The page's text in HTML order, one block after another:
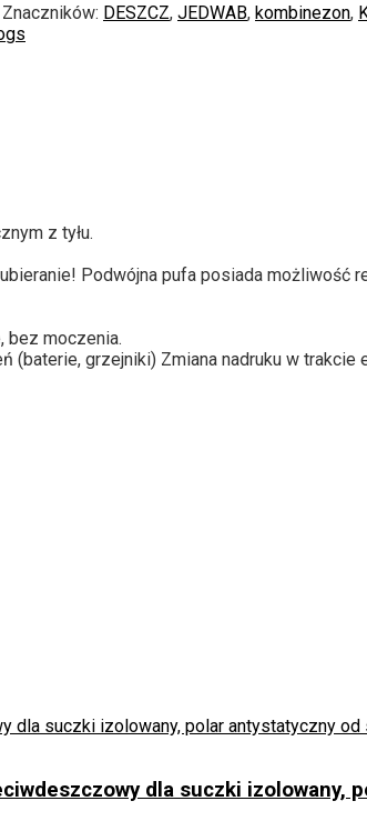
Znaczników: DESZCZ, JEDWAB, kombinezon,
z tyłu.
Podwójna pufa posiada możliwość
bez moczenia.
(baterie, grzejniki) Zmiana nadruku w trakcie
dla suczki izolowany,